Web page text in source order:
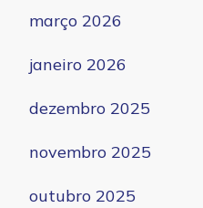
março 2026
janeiro 2026
dezembro 2025
novembro 2025
outubro 2025